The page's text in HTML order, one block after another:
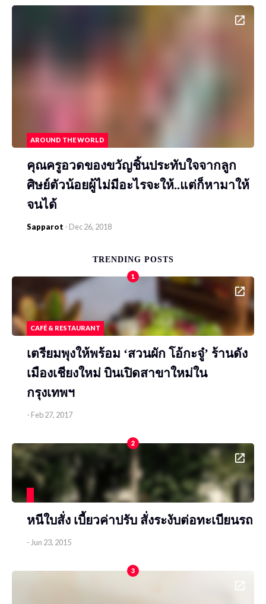
AROUND THE WORLD
คุณครูอวดของขวัญชิ้นประทับใจจากลูก
ศิษย์ตัวน้อยผู้ไม่มีอะไรจะให้..แต่ก็หามาให้
จนได้
Sapparot - Dec 26, 2018
TRENDING POSTS
1
CAFÉ & RESTAURANT
เตรียมพุงให้พร้อม ‘สวนผัก โอ้กะจู๋’ ร้านดัง
เมืองเชียงใหม่ บินเปิดสาขาใหม่ใน
กรุงเทพฯ
- Feb 27, 2017
2
หนีใบสั่ง เบี้ยวค่าปรับ สั่งระงับต่อทะเบียนรถ
-Jun 23, 2015
3